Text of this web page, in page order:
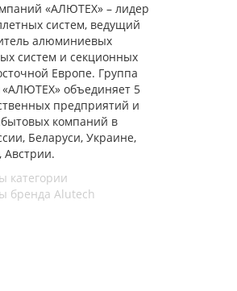
«АЛЮТЕХ» – лидер
систем, ведущий
алюминиевых
систем и секционных
Европе. Группа
объединяет 5
предприятий и
компаний в
Беларуси, Украине,
Австрии.
категории
бренда Alutech